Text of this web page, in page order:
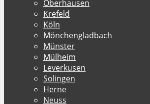
Oberhausen
Krefeld
Köln
Mönchengladbach
Münster
Mülheim
Leverkusen
Solingen
Herne
Neuss